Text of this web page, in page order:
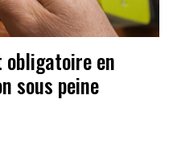
obligatoire en
sous peine